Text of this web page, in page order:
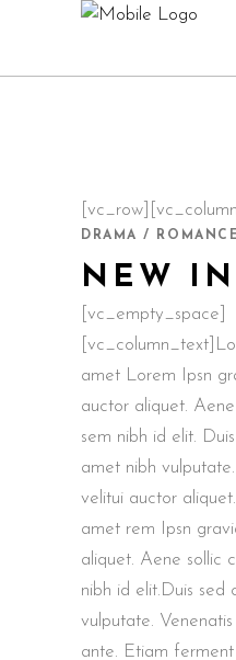
[vc_row][vc_column]
DRAMA / ROMANCE
NEW
[vc_empty_space]
amet Lorem Ipsn
auctor aliquet.
sem nibh id elit.
amet nibh
velitui auctor
amet rem Ipsn
aliquet. Aene sollic
nibh id elit.Duis sed
vulputate.
ante. Etiam ferment